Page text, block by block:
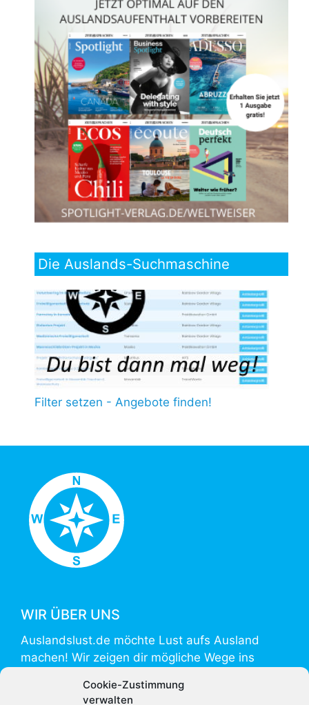
Cookie-Zustimmung
verwalten
Die Auslands-Suchmaschine
Filter setzen - Angebote finden!
WIR ÜBER UNS
Auslandslust.de möchte Lust aufs Ausland
machen! Wir zeigen dir mögliche Wege ins
Vorbereitung und Umsetzung.